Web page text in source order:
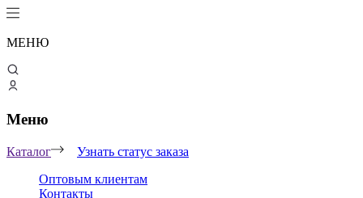
МЕНЮ
Меню
Каталог
Узнать статус заказа
Оптовым клиентам
Контакты